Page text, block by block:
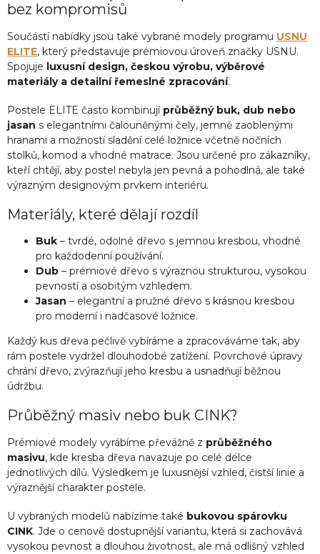
bez kompromisů
Součástí nabídky jsou také vybrané modely programu USNU
ELITE, který představuje prémiovou úroveň značky USNU.
Spojuje luxusní design, českou výrobu, výběrové
materiály a detailní řemeslné zpracování.
Postele ELITE často kombinují průběžný buk, dub nebo
jasan s elegantními čalouněnými čely, jemně zaoblenými
hranami a možností sladění celé ložnice včetně nočních
stolků, komod a vhodné matrace. Jsou určené pro zákazníky,
kteří chtějí, aby postel nebyla jen pevná a pohodlná, ale také
výrazným designovým prvkem interiéru.
Materiály, které dělají rozdíl
Buk – tvrdé, odolné dřevo s jemnou kresbou, vhodné
pro každodenní používání.
Dub – prémiové dřevo s výraznou strukturou, vysokou
pevností a osobitým vzhledem.
Jasan – elegantní a pružné dřevo s krásnou kresbou
pro moderní i nadčasové ložnice.
Každý kus dřeva pečlivě vybíráme a zpracováváme tak, aby
rám postele vydržel dlouhodobé zatížení. Povrchové úpravy
chrání dřevo, zvýrazňují jeho kresbu a usnadňují běžnou
údržbu.
Průběžný masiv nebo buk CINK?
Prémiové modely vyrábíme převážně z průběžného
masivu, kde kresba dřeva navazuje po celé délce
jednotlivých dílů. Výsledkem je luxusnější vzhled, čistší linie a
výraznější charakter postele.
U vybraných modelů nabízíme také bukovou spárovku
CINK. Jde o cenově dostupnější variantu, která si zachovává
vysokou pevnost a dlouhou životnost, ale má odlišný vzhled